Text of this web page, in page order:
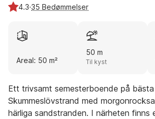
4.3·35 Bedømmelser
Areal: 50 m²
50 m
Til kyst
Ett trivsamt semesterboende på bästa
Skummeslövstrand med
härliga sandstranden. I närheten finns